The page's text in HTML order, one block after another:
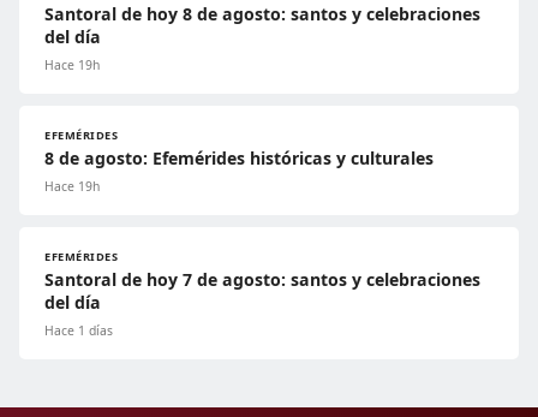
Santoral de hoy 8 de agosto: santos y celebraciones
del día
Hace 19h
EFEMÉRIDES
8 de agosto: Efemérides históricas y culturales
Hace 19h
EFEMÉRIDES
Santoral de hoy 7 de agosto: santos y celebraciones
del día
Hace 1 días